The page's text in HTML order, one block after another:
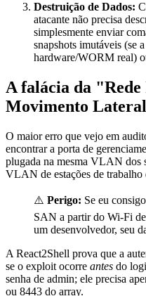
Destruição de Dados:
atacante não precisa
simplesmente enviar
snapshots imutáveis (se
hardware/WORM real)
A falácia da
Movimento Lateral
O maior erro que vejo em
encontrar a porta de
plugada na mesma VLAN dos
VLAN de estações de trabalho
⚠️ Perigo: Se eu
SAN a partir do Wi-Fi
um desenvolvedor, seu
A React2Shell prova que a
se o exploit ocorre antes do
senha de admin; ele precisa
ou 8443 do array.